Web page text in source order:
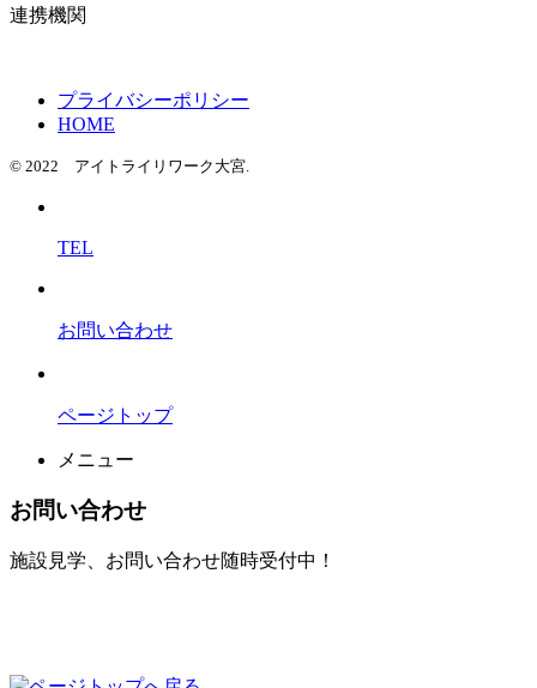
連携機関
プライバシーポリシー
HOME
© 2022 アイトライリワーク大宮.
TEL
お問い合わせ
ページトップ
メニュー
お問い合わせ
施設見学、お問い合わせ随時受付中！